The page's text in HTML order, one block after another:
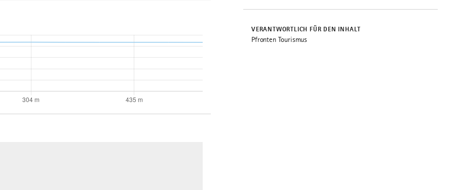
VERANTWORTLICH FÜR DEN INHALT
Pfronten Tourismus